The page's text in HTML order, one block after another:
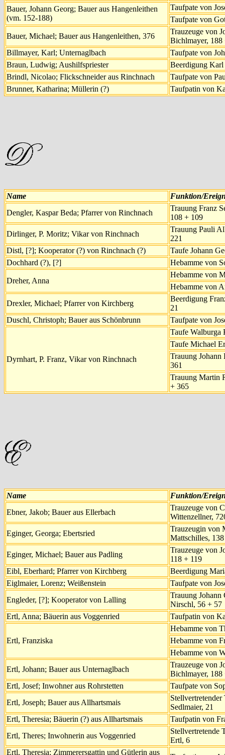
Bauer, Johann Georg; Bauer aus Hangenleithen
(vm. 152-188)
Taufpate von
Taufpate von
Bauer, Michael; Bauer aus Hangenleithen, 376
Trauzeuge von
Bichlmayer, 188
Billmayer, Karl; Unternaglbach
Taufpate von
Braun, Ludwig; Aushilfspriester
Beerdigung
Brindl, Nicolao; Flickschneider aus Rinchnach
Taufpate von
Brunner, Katharina; Müllerin (?)
Taufpatin von
Name
Funktion/
Dengler, Kaspar Beda; Pfarrer von Rinchnach
Trauung Franz
108 + 109
Dirlinger, P. Moritz; Vikar von Rinchnach
Trauung Pauli
221
Distl, [?]; Kooperator (?) von Rinchnach (?)
Taufe Johann
Dochhard (?), [?]
Hebamme von
Dreher, Anna
Hebamme von
Hebamme von
Drexler, Michael; Pfarrer von Kirchberg
Beerdigung
21
Duschl, Christoph; Bauer aus Schönbrunn
Taufpate von
Dyrnhart, P. Franz, Vikar von Rinchnach
Taufe Walburga
Taufe Michael
Trauung
361
Trauung Martin
+ 365
Name
Funktion/
Ebner, Jakob; Bauer aus Ellerbach
Trauzeuge von
Wittenzellner,
Eginger, Georga; Ebertsried
Trauzeugin von
Mattschilles,
Eginger, Michael; Bauer aus Padling
Trauzeuge von
118 + 119
Eibl, Eberhard; Pfarrer von Kirchberg
Beerdigung
Eiglmaier, Lorenz; Weißenstein
Taufpate von
Engleder, [?]; Kooperator von Lalling
Trauung Johann
Nirschl, 56 + 57
Ertl, Anna; Bäuerin aus Voggenried
Taufpatin von
Ertl, Franziska
Hebamme von
Hebamme von
Hebamme von
Ertl, Johann; Bauer aus Unternaglbach
Trauzeuge von
Bichlmayer, 188
Ertl, Josef; Inwohner aus Rohrstetten
Taufpate von
Ertl, Joseph; Bauer aus Allhartsmais
Sedlmaier, 21
Ertl, Theresia; Bäuerin (?) aus Allhartsmais
Taufpatin von
Ertl, Theres; Inwohnerin aus Voggenried
Stellvertretende
Ertl, 6
Ertl, Theresia; Zimmerersgattin und Gütlerin aus